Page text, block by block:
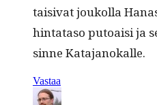
taisi­vat joukol­la
hin­tata­so putoaisi ja
sinne Katajanokalle.
Vastaa